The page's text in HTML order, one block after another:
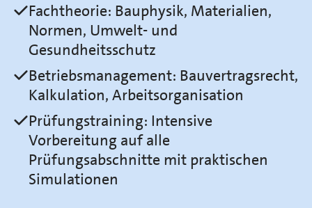
Fachtheorie: Bauphysik, Materialien,
Normen, Umwelt- und
Gesundheitsschutz
Betriebsmanagement: Bauvertragsrecht,
Kalkulation, Arbeitsorganisation
Prüfungstraining: Intensive
Vorbereitung auf alle
Prüfungsabschnitte mit praktischen
Simulationen